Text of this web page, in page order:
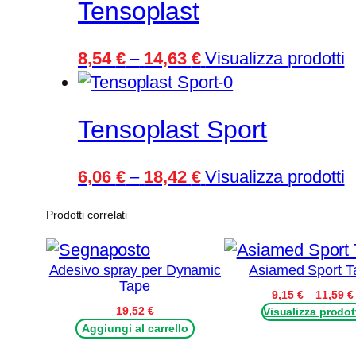
Tensoplast
8,54 € – 14,63 €Fascia
di
da
a
Visualizza prodotti
Tensoplast Sport
6,06 € – 18,42 €Fascia
6,06 €
Visualizza prodotti
Prodotti correlati
Adesivo spray per Dynamic
Tape
19,52 €
Aggiungi al carrello
Asiamed Sport
9,15 € – 11,59 €
Visualizza